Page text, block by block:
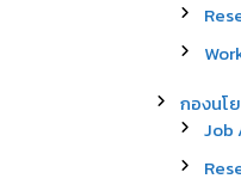
กองนโ
Job